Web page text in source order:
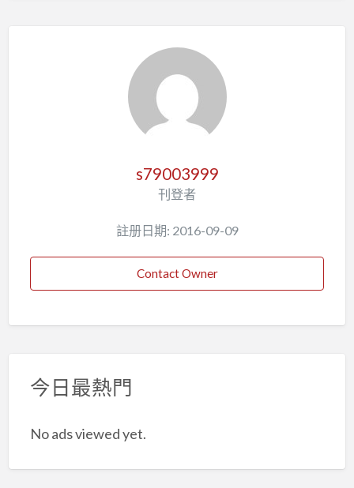
s79003999
刊登者
註册日期: 2016-09-09
Contact Owner
今日最熱門
No ads viewed yet.